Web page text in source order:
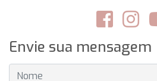
Envie sua mensagem
NOME